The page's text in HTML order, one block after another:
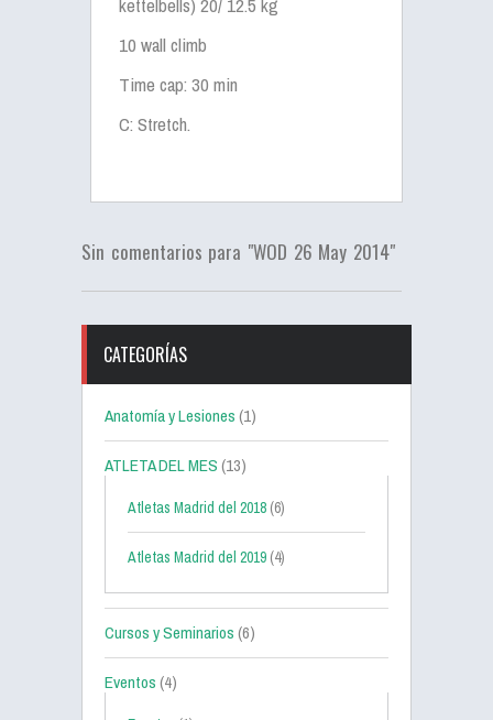
10 wall climb
Time cap: 30 min
C: Stretch.
Sin comentarios para "WOD 26 May 2014"
CATEGORÍAS
Anatomía y Lesiones(1)
ATLETA DEL MES(13)
Atletas Madrid del 2018 (6)
Atletas Madrid del 2019 (4)
Cursos y Seminarios(6)
Eventos(4)